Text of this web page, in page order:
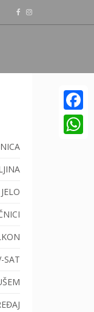
SAT